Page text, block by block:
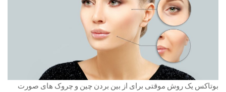
بوتاکس یک روش موقتی برای از بین بردن چین و چروک های صورت